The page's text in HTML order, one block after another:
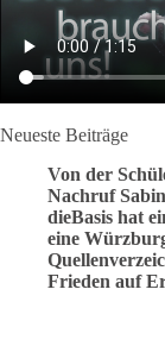
Neueste Beiträge
Von der
Nachruf
dieBasis hat
eine
Frieden auf